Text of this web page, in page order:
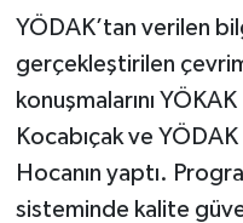
YÖDAK’tan verilen
gerçekleştirilen
konuşmalarını
Kocabıçak ve
Hocanın yaptı.
sisteminde kalite